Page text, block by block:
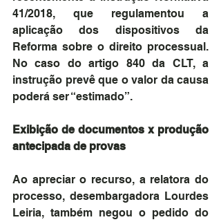
41/2018, que regulamentou a
aplicação dos dispositivos da
Reforma sobre o direito processual.
No caso do artigo 840 da CLT, a
instrução prevê que o valor da causa
poderá ser “estimado”.
Exibição de documentos x produção
antecipada de provas
Ao apreciar o recurso, a relatora do
processo, desembargadora Lourdes
Leiria, também negou o pedido do